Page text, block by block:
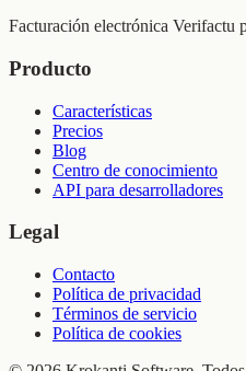
Facturación electrónica Verifactu
Producto
Características
Precios
Blog
Centro de conocimiento
API para desarrolladores
Legal
Contacto
Política de privacidad
Términos de servicio
Política de cookies